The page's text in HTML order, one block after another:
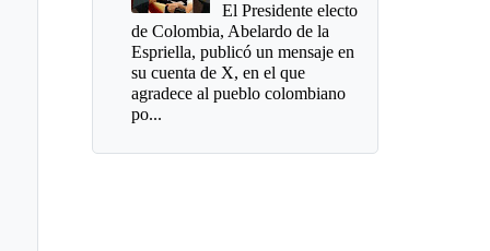
El Presidente electo
de Colombia, Abelardo de la
Espriella, publicó un mensaje en
su cuenta de X, en el que
agradece al pueblo colombiano
po...